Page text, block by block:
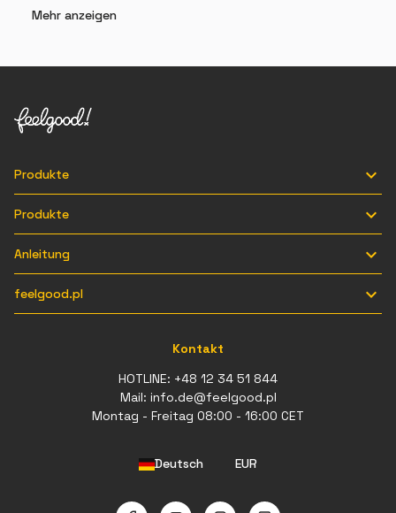
Mehr anzeigen
Produkte 
Produkte 
Anleitung 
feelgood.pl 
Kontakt
HOTLINE: +48 12 34 51 844
Mail: info.de@feelgood.pl
Montag - Freitag 08:00 - 16:00 CET
Deutsch EUR